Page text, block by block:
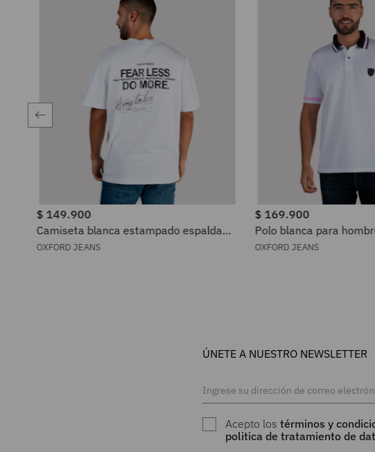
$ 149.900
Camiseta blanca estampado espalda
para hombre
OXFORD JEANS
$ 169.900
Polo blanca para
OXFORD JEANS
ÚNETE A NUESTRO NEWSLETTER
Acepto lostérminos y
politica de tratamiento de